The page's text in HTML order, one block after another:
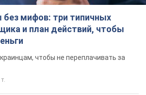
августа
по важному энергообъекту
11,2 т.
совещание по вопросам
баллистики и